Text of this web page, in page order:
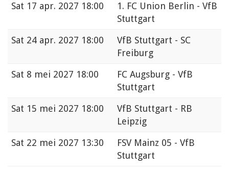
Sat 17 apr. 2027 18:00
1. FC Union Berlin - VfB
Stuttgart
Sat 24 apr. 2027 18:00
VfB Stuttgart - SC
Freiburg
Sat 8 mei 2027 18:00
FC Augsburg - VfB
Stuttgart
Sat 15 mei 2027 18:00
VfB Stuttgart - RB
Leipzig
Sat 22 mei 2027 13:30
FSV Mainz 05 - VfB
Stuttgart